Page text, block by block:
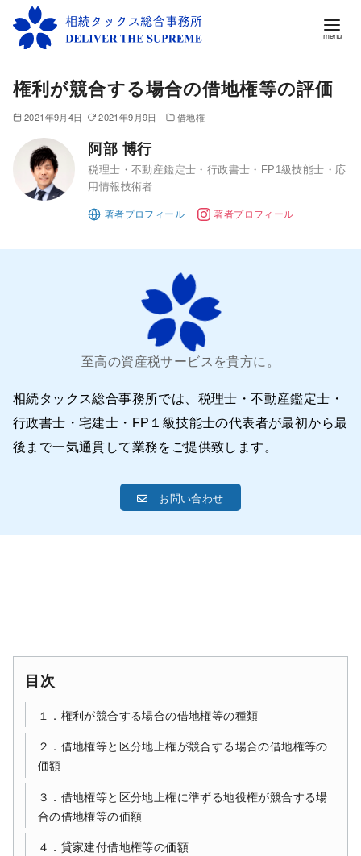
権利が競合する場合の借地権等の評価
2021年9月4日 2021年9月9日 借地権
阿部 博行
税理士・不動産鑑定士・行政書士・FP1級技能士・応
用情報技術者
至高の資産税サービスを貴方に。
相続タックス総合事務所では、税理士・不動産鑑定士・
行政書士・宅建士・FP１級技能士の代表者が最初から最
後まで一気通貫して業務をご提供致します。
お問い合わせ
目次
１．権利が競合する場合の借地権等の種類
２．借地権等と区分地上権が競合する場合の借地権等の
価額
３．借地権等と区分地上権に準ずる地役権が競合する場
合の借地権等の価額
４．貸家建付借地権等の価額